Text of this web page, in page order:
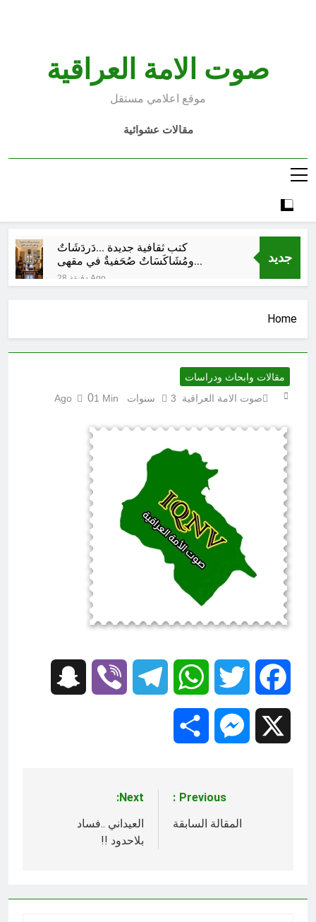
صوت الامة العراقية
موقع اعلامي مستقل
مقالات عشوائية
جديد
كتب ثقافية جديدة …دَردَشَاتٌ
ومُشَاكَسَاتٌ صُحَفيةٌ في مقهى
الماسِنجرِ الثقافي
28 دقيقة Ago
كلمات قرآنية لها علاقة بمشاة أربعين
الحسين: تسقي، آثر (ح 11)
مجلس حسيني (دواعي نصب مآتم
العزاء الحسيني)
المخطط بياني / اسس التعامل المنجز
لعقل الانسان ؟
[إِنتفاضةُ صفَر…تمرُّدٌ حُسَينيٌّ][ب]
11 ساعة Ago
المنبر بين قدسية الرسالة ومخاطر
التطفل
ماذا لو كان المدير اقوى من الوزير
الظلم والظلام والمادة المظلمة
الاصلاح الديني‏(الحلقة الاولى)‏
11 ساعة Ago
Home
مقالات وابحاث ودراسات
صوت الامة العراقية
3 سنوات Ago 01 Min
Facebook
Twitter
WhatsApp
Telegram
Viber
Messenger
المقالات
Previous:
المقالة السابقة
Next:
العيداني ..فساد
بلاحدود !!